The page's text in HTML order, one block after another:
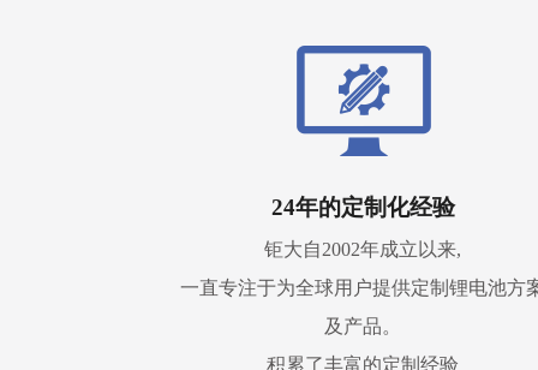
24年的定制化经验
钜大自2002年成立以来,
一直专注于为全球用户提供定制锂电池方
及产品。
积累了丰富的定制经验